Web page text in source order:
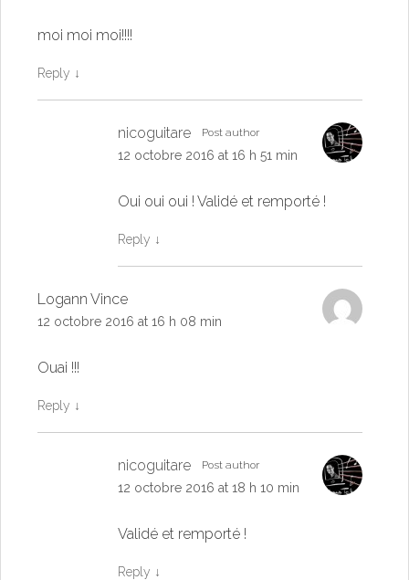
moi moi moi!!!!
Reply ↓
nicoguitare Post author
12 octobre 2016 at 16 h 51 min
Oui oui oui ! Validé et remporté !
Reply ↓
Logann Vince
12 octobre 2016 at 16 h 08 min
Ouai !!!
Reply ↓
nicoguitare Post author
12 octobre 2016 at 18 h 10 min
Validé et remporté !
Reply ↓